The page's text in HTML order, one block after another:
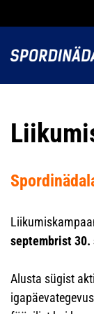
septembrist
Alusta sügist